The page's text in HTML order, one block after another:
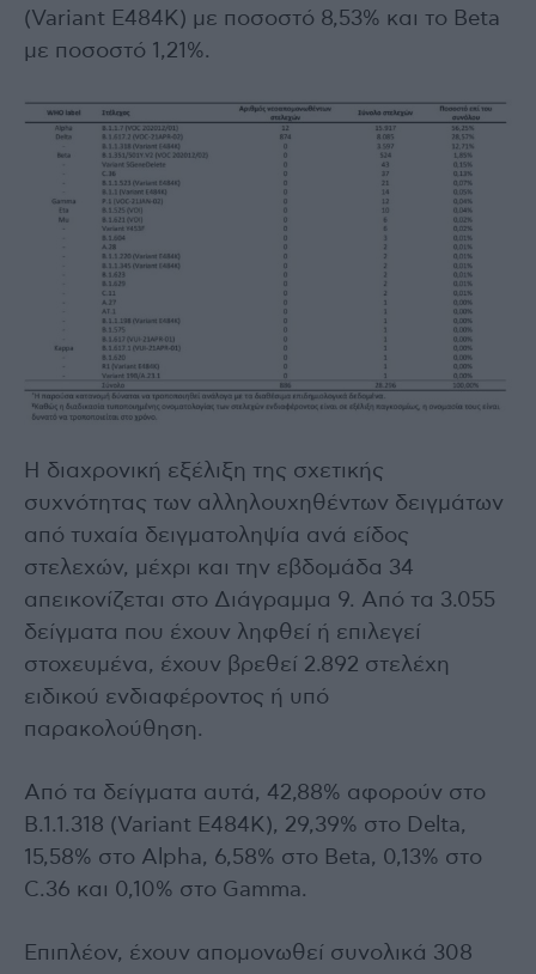
(Variant E484K) με ποσοστό 8,53% και το Beta
με ποσοστό 1,21%.
Η διαχρονική εξέλιξη της σχετικής
συχνότητας των αλληλουχηθέντων δειγμάτων
από τυχαία δειγματοληψία ανά είδος
στελεχών, μέχρι και την εβδομάδα 34
απεικονίζεται στο Διάγραμμα 9. Από τα 3.055
δείγματα που έχουν ληφθεί ή επιλεγεί
στοχευμένα, έχουν βρεθεί 2.892 στελέχη
ειδικού ενδιαφέροντος ή υπό
παρακολούθηση.
Από τα δείγματα αυτά, 42,88% αφορούν στο
B.1.1.318 (Variant E484K), 29,39% στο Delta,
15,58% στο Alpha, 6,58% στο Beta, 0,13% στο
C.36 και 0,10% στο Gamma.
Επιπλέον, έχουν απομονωθεί συνολικά 308